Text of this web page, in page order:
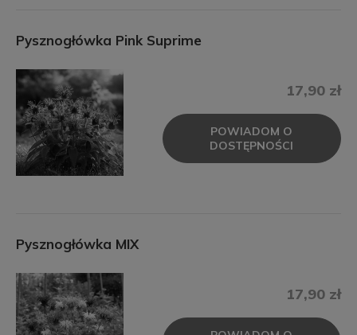
Pysznogłówka Pink Suprime
17,90 zł
POWIADOM O
DOSTĘPNOŚCI
Pysznogłówka MIX
17,90 zł